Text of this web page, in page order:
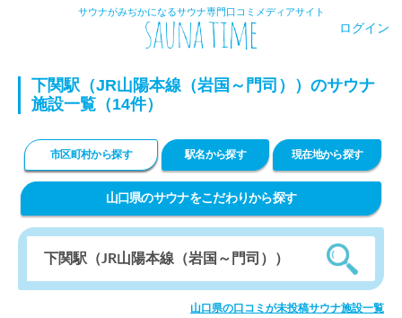
サウナがみぢかになるサウナ専門口コミメディアサイト
ログイン
下関駅（JR山陽本線（岩国～門司））のサウナ
施設一覧（14件）
市区町村から探す 駅名から探す 現在地から探す
山口県のサウナをこだわりから探す
山口県の口コミが未投稿サウナ施設一覧